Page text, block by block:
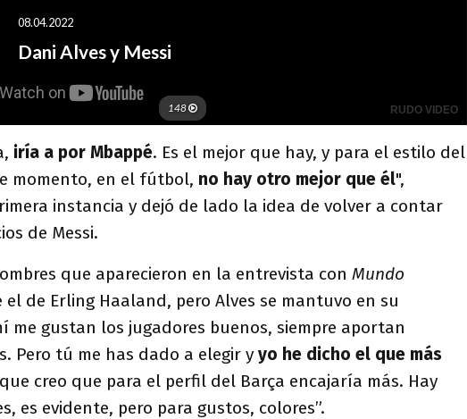
iría a por Mbappé. Es el mejor que hay, y para el estilo del
momento, en el fútbol, no hay otro mejor que él",
instancia y dejó de lado la idea de volver a contar
de Messi.
que aparecieron en la entrevista con Mundo
el de Erling Haaland, pero Alves se mantuvo en su
me gustan los jugadores buenos, siempre aportan
Pero tú me has dado a elegir y yo he dicho el que más
creo que para el perfil del Barça encajaría más. Hay
es evidente, pero para gustos, colores”.